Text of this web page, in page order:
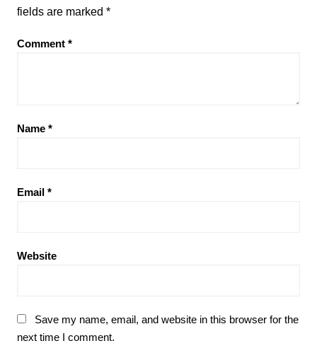
fields are marked *
Comment *
Name *
Email *
Website
Save my name, email, and website in this browser for the
next time I comment.